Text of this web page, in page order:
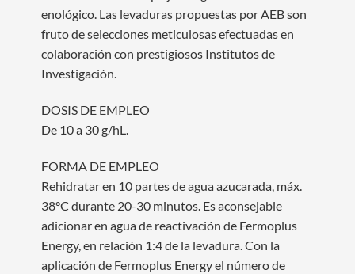
enológico. Las levaduras propuestas por AEB son
fruto de selecciones meticulosas efectuadas en
colaboración con prestigiosos Institutos de
Investigación.
DOSIS DE EMPLEO
De 10 a 30 g/hL.
FORMA DE EMPLEO
Rehidratar en 10 partes de agua azucarada, máx.
38°C durante 20-30 minutos. Es aconsejable
adicionar en agua de reactivación de Fermoplus
Energy, en relación 1:4 de la levadura. Con la
aplicación de Fermoplus Energy el número de